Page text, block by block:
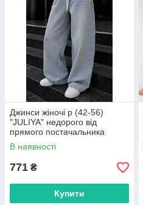
Джинси жіночі р (42-56)
"JULIYA" недорого від
прямого постачальника
В наявності
771 ₴
Купити